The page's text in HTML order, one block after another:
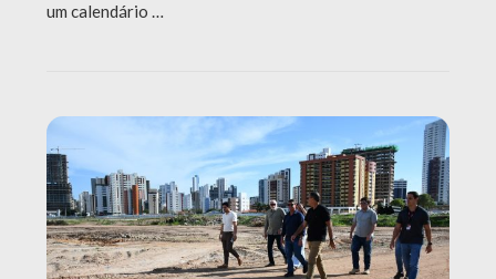
um calendário …